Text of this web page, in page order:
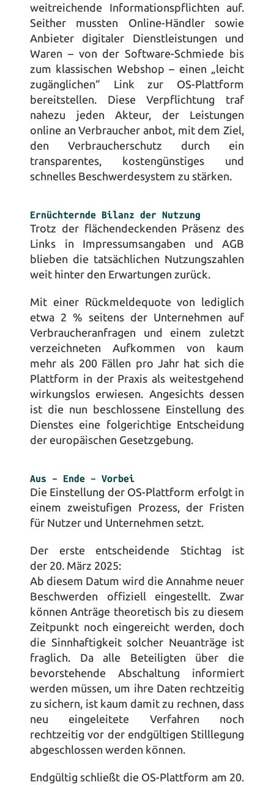
weitreichende Informationspflichten auf.
Seither mussten Online-Händler sowie
Anbieter digitaler Dienstleistungen und
Waren – von der Software-Schmiede bis
zum klassischen Webshop – einen „leicht
zugänglichen“ Link zur OS-Plattform
bereitstellen. Diese Verpflichtung traf
nahezu jeden Akteur, der Leistungen
online an Verbraucher anbot, mit dem Ziel,
den Verbraucherschutz durch ein
transparentes, kostengünstiges und
schnelles Beschwerdesystem zu stärken.
Ernüchternde Bilanz der Nutzung
Trotz der flächendeckenden Präsenz des
Links in Impressumsangaben und AGB
blieben die tatsächlichen Nutzungszahlen
weit hinter den Erwartungen zurück.
Mit einer Rückmeldequote von lediglich
etwa 2 % seitens der Unternehmen auf
Verbraucheranfragen und einem zuletzt
verzeichneten Aufkommen von kaum
mehr als 200 Fällen pro Jahr hat sich die
Plattform in der Praxis als weitestgehend
wirkungslos erwiesen. Angesichts dessen
ist die nun beschlossene Einstellung des
Dienstes eine folgerichtige Entscheidung
der europäischen Gesetzgebung.
Aus – Ende – Vorbei
Die Einstellung der OS-Plattform erfolgt in
einem zweistufigen Prozess, der Fristen
für Nutzer und Unternehmen setzt.
Der erste entscheidende Stichtag ist
der 20. März 2025:
Ab diesem Datum wird die Annahme neuer
Beschwerden offiziell eingestellt. Zwar
können Anträge theoretisch bis zu diesem
Zeitpunkt noch eingereicht werden, doch
die Sinnhaftigkeit solcher Neuanträge ist
fraglich. Da alle Beteiligten über die
bevorstehende Abschaltung informiert
werden müssen, um ihre Daten rechtzeitig
zu sichern, ist kaum damit zu rechnen, dass
neu eingeleitete Verfahren noch
rechtzeitig vor der endgültigen Stilllegung
abgeschlossen werden können.
Endgültig schließt die OS-Plattform am 20.